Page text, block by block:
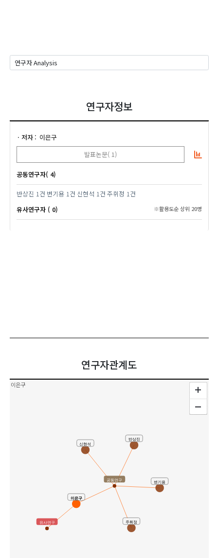
연구자정보
저자
이은구
발표논문( 1)
공동연구자( 4)
반상진 1건 변기용 1건 신현석 1건 주휘정 1건
유사연구자 ( 0)
※활용도순 상위 20명
연구자관계도
이은구
반상진
주휘정
변기용
신현석
이은구
공동연구
유사연구